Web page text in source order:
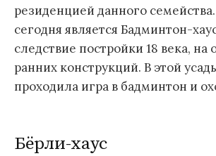
резиденцией данного
сегодня является Бадминтон-
следствие постройки 18 века, на
ранних конструкций. В этой
проходила игра в бадминтон и
Бёрли-хаус